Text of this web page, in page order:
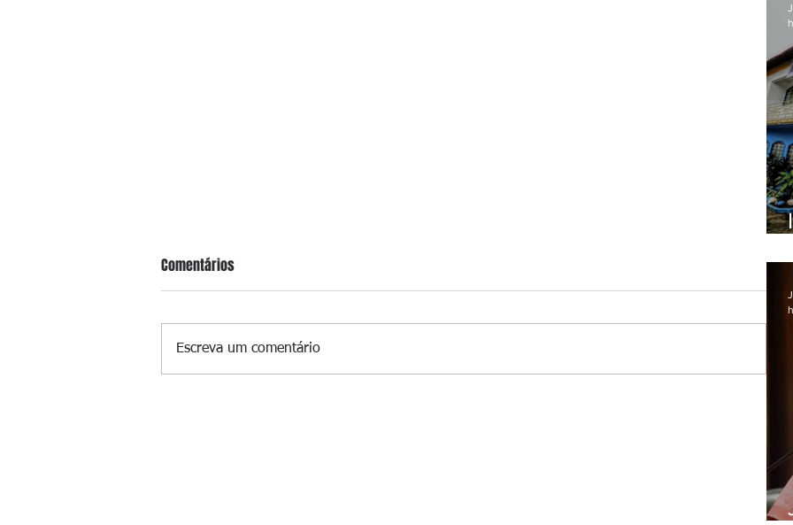
Comentários
Escreva um comentário